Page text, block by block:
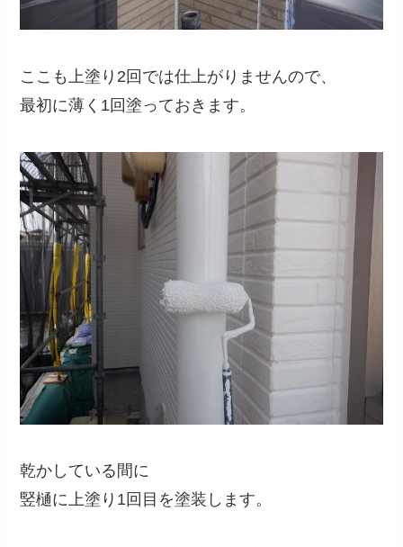
ここも上塗り2回では仕上がりませんので、
最初に薄く1回塗っておきます。
乾かしている間に
竪樋に上塗り1回目を塗装します。